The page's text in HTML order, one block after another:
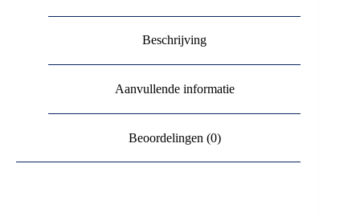
Beschrijving
Aanvullende informatie
Beoordelingen (0)